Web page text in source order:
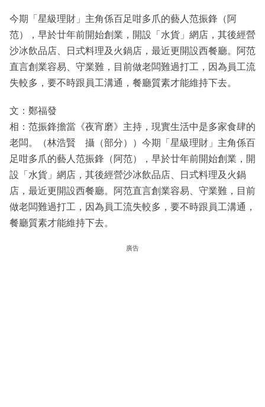
今期「星級理財」主角係百足咁多爪的藝人范振鋒（阿
范），早於廿年前開始創業，開設「水貨」網店，其後經營
沙冰飲品店、日式料理及火鍋店，最近更開設西餐廳。阿范
直言創業容易、守業難，目前做老闆難過打工，因為員工流
失較多，要不時跟員工溝通，餐廳質素才能維持下去。
文：鄭福發
相：范振鋒擔當《夜宵磨》主持，現實生活中是多家食肆的
老闆。（林浩賢 攝（部分））今期「星級理財」主角係百
足咁多爪的藝人范振鋒（阿范），早於廿年前開始創業，開
設「水貨」網店，其後經營沙冰飲品店、日式料理及火鍋
店，最近更開設西餐廳。阿范直言創業容易、守業難，目前
做老闆難過打工，因為員工流失較多，要不時跟員工溝通，
餐廳質素才能維持下去。
廣告